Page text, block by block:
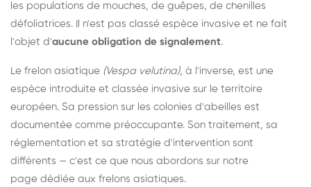
les populations de mouches, de guêpes, de chenilles
défoliatrices. Il n'est pas classé espèce invasive et ne fait
l'objet d'aucune obligation de signalement.
Le frelon asiatique (Vespa velutina), à l'inverse, est une
espèce introduite et classée invasive sur le territoire
européen. Sa pression sur les colonies d'abeilles est
documentée comme préoccupante. Son traitement, sa
réglementation et sa stratégie d'intervention sont
différents — c'est ce que nous abordons sur notre
page dédiée aux frelons asiatiques.